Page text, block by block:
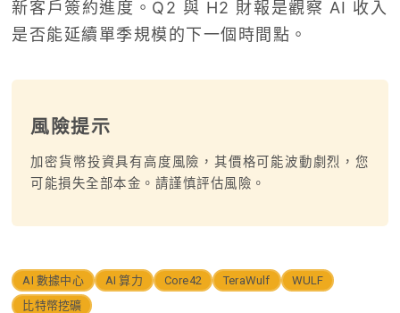
新客戶簽約進度。Q2 與 H2 財報是觀察 AI 收入
是否能延續單季規模的下一個時間點。
風險提示
加密貨幣投資具有高度風險，其價格可能波動劇烈，您
可能損失全部本金。請謹慎評估風險。
AI 數據中心 AI 算力 Core42 TeraWulf
WULF
比特幣挖礦